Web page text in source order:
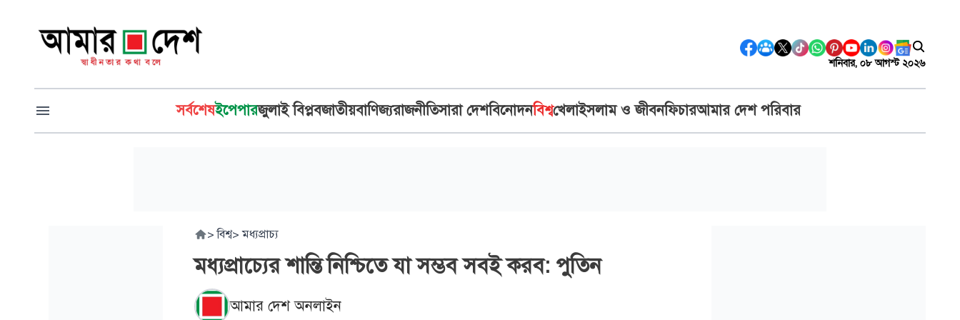
শনিবার, ০৮ আগস্ট ২০২৬
সর্বশেষইপেপারজুলাই বিপ্লবজাতীয়বাণিজ্যরাজনীতিসারা দেশবিনোদনবিশ্বখেলাইসলাম ও জীবনফিচারআমার দেশ পরিবার
> বিশ্ব> মধ্যপ্রাচ্য
মধ্যপ্রাচ্যের শান্তি নিশ্চিতে যা সম্ভব সবই করব: পুতিন
আমার দেশ অনলাইন